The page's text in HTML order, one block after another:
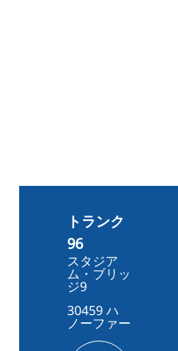
トランク
96
スタジア
ム・ブリッ
ジ9
30459 ハ
ノーファー